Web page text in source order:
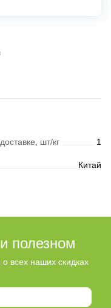
шт/кг 1
Китай
полезном
всех наших скидках